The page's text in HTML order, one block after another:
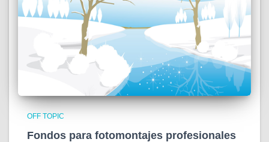
OFF TOPIC
Fondos para fotomontajes profesionales